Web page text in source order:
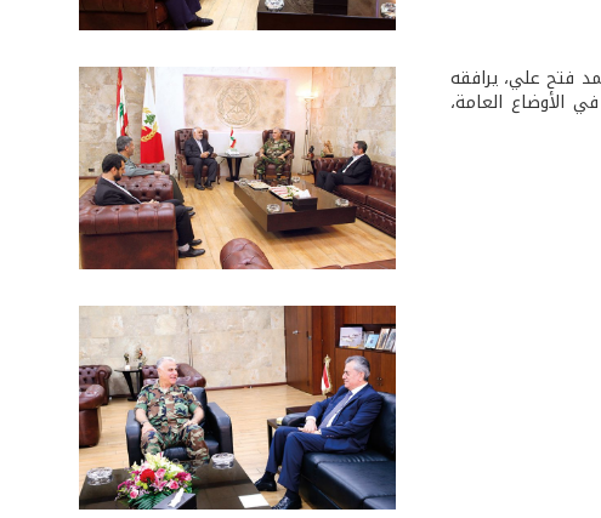
فتح علي، يرافقه
الأوضاع العامة،